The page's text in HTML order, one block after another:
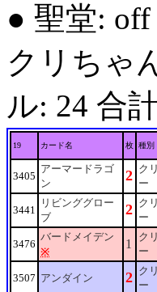
● 聖堂:
クリちゃ
ル: 24 合
19 カード名 枚 種別
3405
アーマードラゴ
ン
2 ク
ー
3441
リビンググロー
ブ
2 ク
ー
3476
バードメイデン
※
1
ク
ー
3507 アンダイン 2 ク
ー